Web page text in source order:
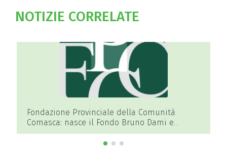
NOTIZIE CORRELATE
Provinciale della Comunità
nasce il Fondo Bruno Dami e
Pollini